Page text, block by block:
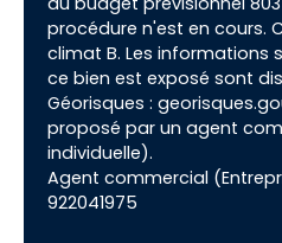
procédure n'est en cours.
climat B. Les informations
ce bien est exposé sont
Géorisques :
proposé par un agent
individuelle).
Agent commercial
922041975